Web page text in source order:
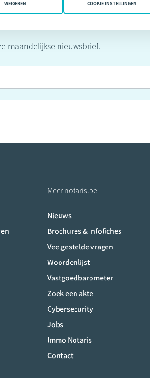
maandelijkse nieuwsbrief.
Meer notaris.be
Nieuws
Brochures & infofiches
Veelgestelde vragen
Woordenlijst
Vastgoedbarometer
Zoek een akte
Cybersecurity
Jobs
Immo Notaris
Contact
WEIGEREN COOKIE-INSTELLINGEN